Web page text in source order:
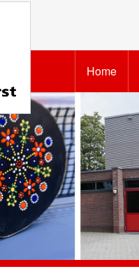
Home